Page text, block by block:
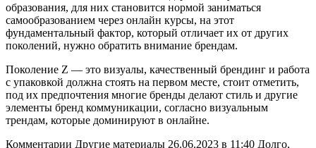
образования, для них становится нормой заниматься
самообразованием через онлайн курсы, на этот
фундаментальный фактор, который отличает их от других
поколений, нужно обратить внимание брендам.
Поколение Z — это визуалы, качественный брендинг и работа
с упаковкой должна стоять на первом месте, стоит отметить,
под их предпочтения многие бренды делают стиль и другие
элементы бренд коммуникации, согласно визуальным
трендам, которые доминируют в онлайне.
Комментарии Другие материалы 26.06.2023 в 11:40 Долго,